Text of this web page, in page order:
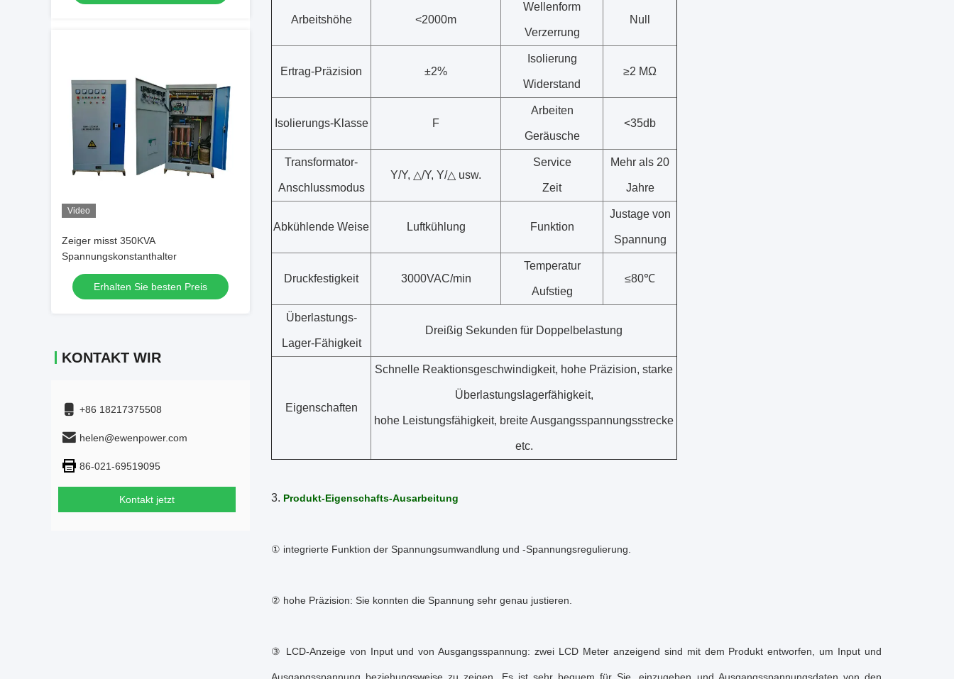
Video
Zeiger misst 350KVA
Spannungskonstanthalter
Erhalten Sie besten Preis
KONTAKT WIR
+86 18217375508
helen@ewenpower.com
86-021-69519095
Kontakt jetzt
Arbeitshöhe <2000m
Wellenform
Verzerrung
Null
Ertrag-Präzision ±2%
Isolierung
Widerstand
≥2 MΩ
Isolierungs-Klasse F
Arbeiten
Geräusche
<35db
Transformator-
Anschlussmodus
Y/Y, △/Y, Y/△ usw.
Service
Zeit
Mehr als 20
Jahre
Abkühlende Weise Luftkühlung Funktion
Justage von
Spannung
Druckfestigkeit 3000VAC/min
Temperatur
Aufstieg
≤80℃
Überlastungs-
Lager-Fähigkeit
Dreißig Sekunden für Doppelbelastung
Eigenschaften
Schnelle Reaktionsgeschwindigkeit, hohe Präzision, starke
Überlastungslagerfähigkeit,
hohe Leistungsfähigkeit, breite Ausgangsspannungsstrecke
etc.
3. Produkt-Eigenschafts-Ausarbeitung
① integrierte Funktion der Spannungsumwandlung und -Spannungsregulierung.
② hohe Präzision: Sie konnten die Spannung sehr genau justieren.
③ LCD-Anzeige von Input und von Ausgangsspannung: zwei LCD Meter anzeigend sind mit dem Produkt entworfen, um Input und